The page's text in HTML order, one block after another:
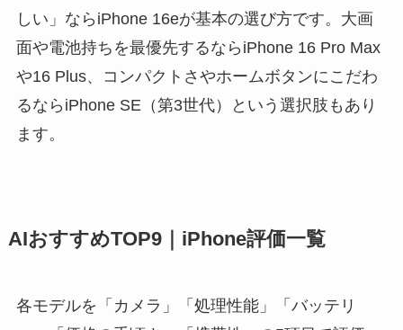
しい」ならiPhone 16eが基本の選び方です。大画
面や電池持ちを最優先するならiPhone 16 Pro Max
や16 Plus、コンパクトさやホームボタンにこだわ
るならiPhone SE（第3世代）という選択肢もあり
ます。
AIおすすめTOP9｜iPhone評価一覧
各モデルを「カメラ」「処理性能」「バッテリ